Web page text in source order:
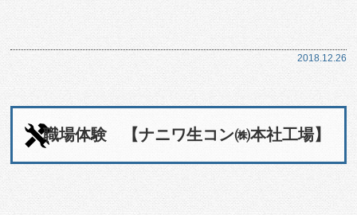
2018.12.26
職場体験 【ナニワ生コン㈱本社工場】